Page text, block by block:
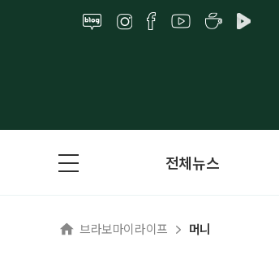
전체뉴스
브라보마이라이프 머니